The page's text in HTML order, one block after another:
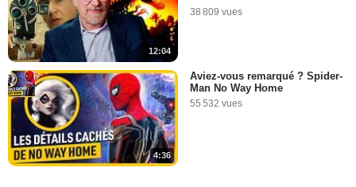
12:04
38 809 vues
4:36
Aviez-vous remarqué ? Spider-
Man No Way Home
55 532 vues